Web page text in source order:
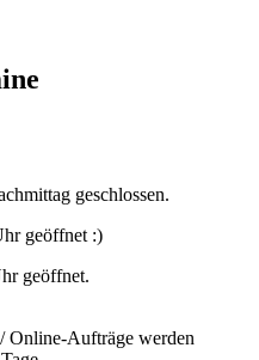
geschlossen.
geöffnet :)
geöffnet.
Online-Aufträge werden